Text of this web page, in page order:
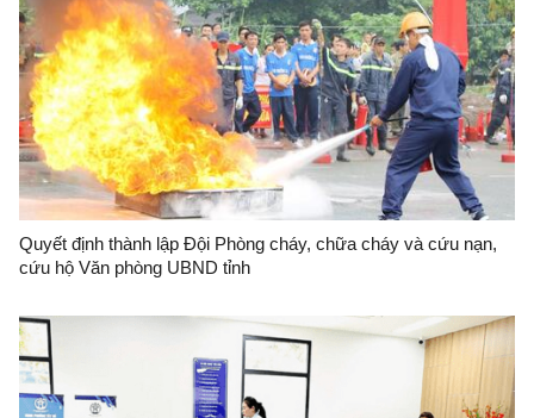
Quyết định thành lập Đội Phòng cháy, chữa cháy và cứu nạn,
cứu hộ Văn phòng UBND tỉnh